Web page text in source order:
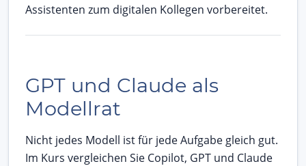
Assistenten zum digitalen Kollegen vorbereitet.
GPT und Claude als
Modellrat
Nicht jedes Modell ist für jede Aufgabe gleich gut.
Im Kurs vergleichen Sie Copilot, GPT und Claude